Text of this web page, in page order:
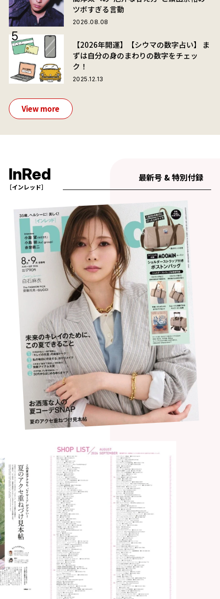
ツボすぎる言動
2026.08.08
【2026年開運】【シウマの数字占い】 ま
ずは自分の身のまわりの数字をチェッ
ク！
2025.12.13
View more
InRed
［インレッド］
最新号 & 特別付録